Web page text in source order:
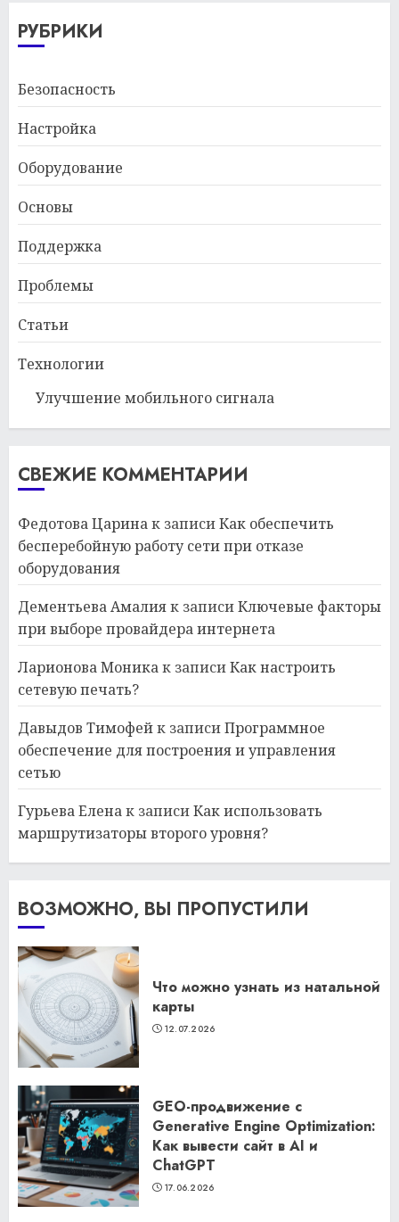
РУБРИКИ
Безопасность
Настройка
Оборудование
Основы
Поддержка
Проблемы
Статьи
Технологии
Улучшение мобильного сигнала
СВЕЖИЕ КОММЕНТАРИИ
Федотова Царинак записиКак обеспечить
бесперебойную работу сети при отказе
оборудования
Дементьева Амалияк записиКлючевые факторы
при выборе провайдера интернета
Ларионова Моникак записиКак настроить
сетевую печать?
Давыдов Тимофейк записиПрограммное
обеспечение для построения и управления
сетью
Гурьева Еленак записиКак использовать
маршрутизаторы второго уровня?
ВОЗМОЖНО, ВЫ ПРОПУСТИЛИ
Что можно узнать из натальной
карты
12.07.2026
GEO-продвижение с
Generative Engine Optimization:
Как вывести сайт в AI и
ChatGPT
17.06.2026